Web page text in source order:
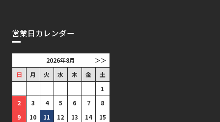
営業日カレンダー
＞＞
2026年8月
日
月 火 水 木 金
土
1
2
3 4 5 6 7
8
9
10 11 12 13 14
15